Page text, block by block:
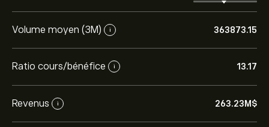
Volume moyen (3M) i 363873.15
Ratio cours/bénéfice i 13.17
Revenus i 263.23M‎$‎